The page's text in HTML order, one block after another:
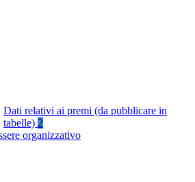
Dati relativi ai premi (da pubblicare in
tabelle) 2
organizzativo